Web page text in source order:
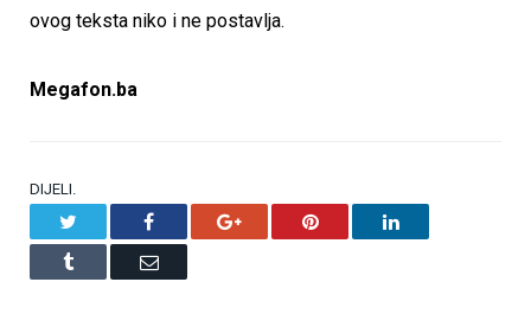
ovog teksta niko i ne postavlja.
Megafon.ba
DIJELI.
Facebook Google+ Pinterest LinkedIn
Tumblr Email